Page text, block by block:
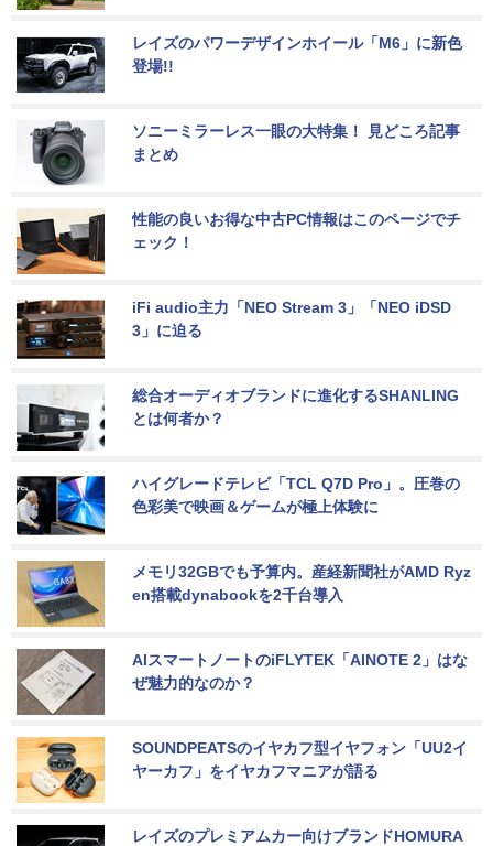
レイズのパワーデザインホイール「M6」に新色
登場!!
ソニーミラーレス一眼の大特集！ 見どころ記事
まとめ
性能の良いお得な中古PC情報はこのページでチ
ェック！
iFi audio主力「NEO Stream 3」「NEO iDSD
3」に迫る
総合オーディオブランドに進化するSHANLING
とは何者か？
ハイグレードテレビ「TCL Q7D Pro」。圧巻の
色彩美で映画＆ゲームが極上体験に
メモリ32GBでも予算内。産経新聞社がAMD Ryz
en搭載dynabookを2千台導入
AIスマートノートのiFLYTEK「AINOTE 2」はな
ぜ魅力的なのか？
SOUNDPEATSのイヤカフ型イヤフォン「UU2イ
ヤーカフ」をイヤカフマニアが語る
レイズのプレミアムカー向けブランドHOMURA